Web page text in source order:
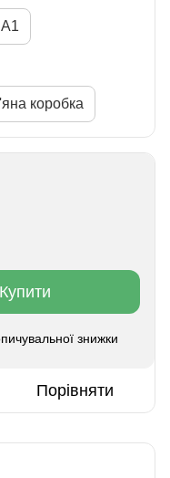
A1
коробка
Купити
знижки
Порівняти